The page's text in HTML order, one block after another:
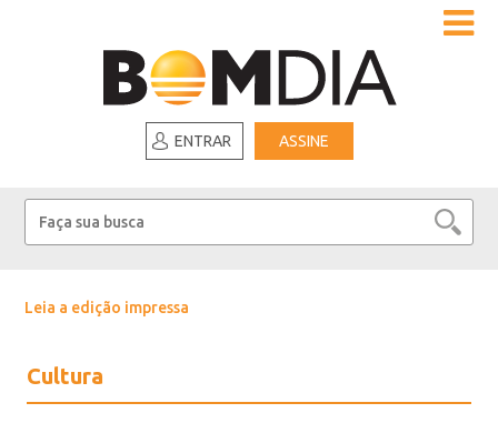
ENTRAR ASSINE
Leia a edição impressa
Cultura